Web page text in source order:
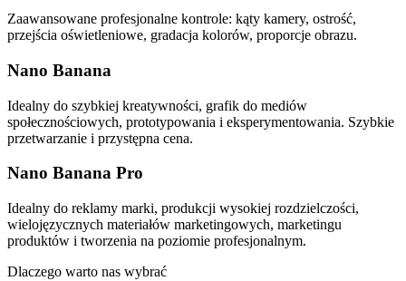
Zaawansowane profesjonalne kontrole: kąty kamery, ostrość,
przejścia oświetleniowe, gradacja kolorów, proporcje obrazu.
Nano Banana
Idealny do szybkiej kreatywności, grafik do mediów
społecznościowych, prototypowania i eksperymentowania. Szybkie
przetwarzanie i przystępna cena.
Nano Banana Pro
Idealny do reklamy marki, produkcji wysokiej rozdzielczości,
wielojęzycznych materiałów marketingowych, marketingu
produktów i tworzenia na poziomie profesjonalnym.
Dlaczego warto nas wybrać